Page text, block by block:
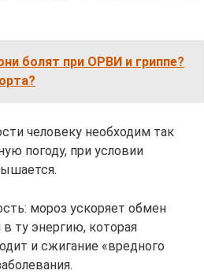
болят при ОРВИ и гриппе?
человеку необходим так
погоду, при условии
мороз ускоряет обмен
ту энергию, которая
и сжигание «вредного